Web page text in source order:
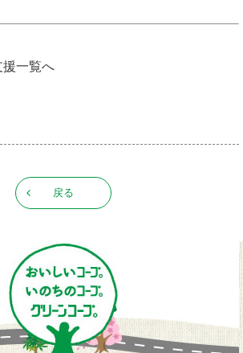
援一覧へ
戻る